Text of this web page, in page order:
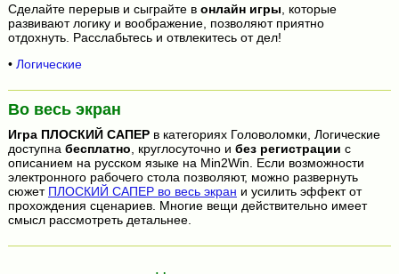
Сделайте перерыв и сыграйте в онлайн игры , которые
развивают логику и воображение, позволяют приятно
отдохнуть. Расслабьтесь и отвлекитесь от дел!
• Логические
Во весь экран
Игра ПЛОСКИЙ САПЕРв категориях Головоломки, Логические
доступна бесплатно , круглосуточно и без регистрации с
описанием на русском языке на Min2Win. Если возможности
электронного рабочего стола позволяют, можно развернуть
сюжет ПЛОСКИЙ САПЕР во весь экран и усилить эффект от
прохождения сценариев. Многие вещи действительно имеет
смысл рассмотреть детальнее.